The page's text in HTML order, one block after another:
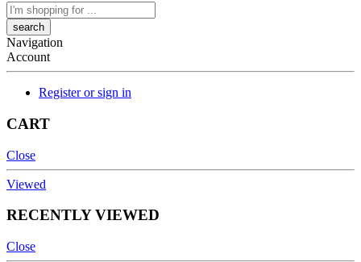
Search
here
Navigation
Account
Register or sign in
CART
Close
Viewed
RECENTLY VIEWED
Close